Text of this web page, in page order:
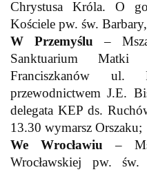
Chrystusa Króla. O
Kościele pw. św.
W Przemyślu –
Sanktuarium Matki
Franciszkanów ul.
przewodnictwem J.E.
delegata KEP ds.
13.30 wymarsz Orszaku;
We Wrocławiu –
Wrocławskiej pw.